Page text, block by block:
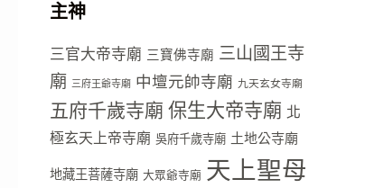
主神
三官大帝寺廟 三寶佛寺廟 三山國王寺
廟 三府王爺寺廟 中壇元帥寺廟 九天玄女寺廟
五府千歲寺廟 保生大帝寺廟 北
極玄天上帝寺廟 吳府千歲寺廟 土地公寺廟
地藏王菩薩寺廟 大眾爺寺廟 天上聖母